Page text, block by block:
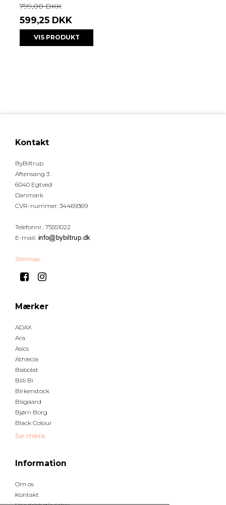
799,00 DKK
599,25 DKK
VIS PRODUKT
Kontakt
ByBiltrup
Aftensang 3
6040 Egtved
Danmark
CVR-nummer: 34469369
Telefonnr. : 75551022
E-mail:
Sitemap
Mærker
ADAX
Ara
Asics
Athlecia
Babolat
Billi Bi
Birkenstock
Bisgaard
Bjørn Borg
Black Colour
Se mere
Information
Om os
Kontakt